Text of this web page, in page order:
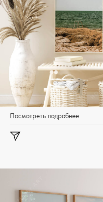
Посмотреть подробнее